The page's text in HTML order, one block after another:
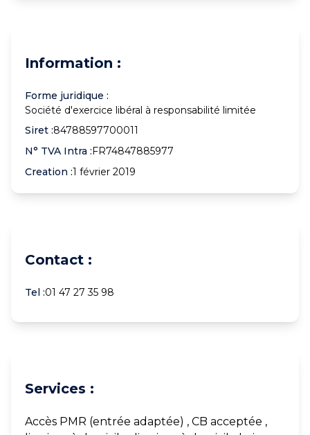
Information :
Forme juridique :
Société d'exercice libéral à responsabilité limitée
Siret :84788597700011
N° TVA Intra :FR74847885977
Creation :1 février 2019
Contact :
Tel :01 47 27 35 98
Services :
Accès PMR (entrée adaptée) , CB acceptée ,